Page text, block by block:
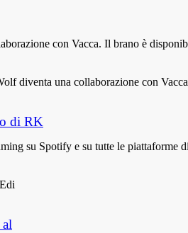
con Vacca. Il brano è
di RK
su Spotify e su tutte le piattaforme